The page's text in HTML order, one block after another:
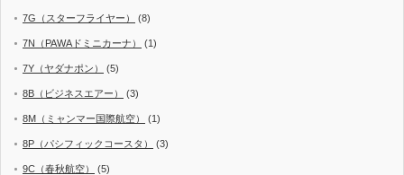
7G（スターフライヤー） (8)
7N（PAWAドミニカーナ） (1)
7Y（ヤダナポン） (5)
8B（ビジネスエアー） (3)
8M（ミャンマー国際航空） (1)
8P（パシフィックコースタ） (3)
9C（春秋航空） (5)